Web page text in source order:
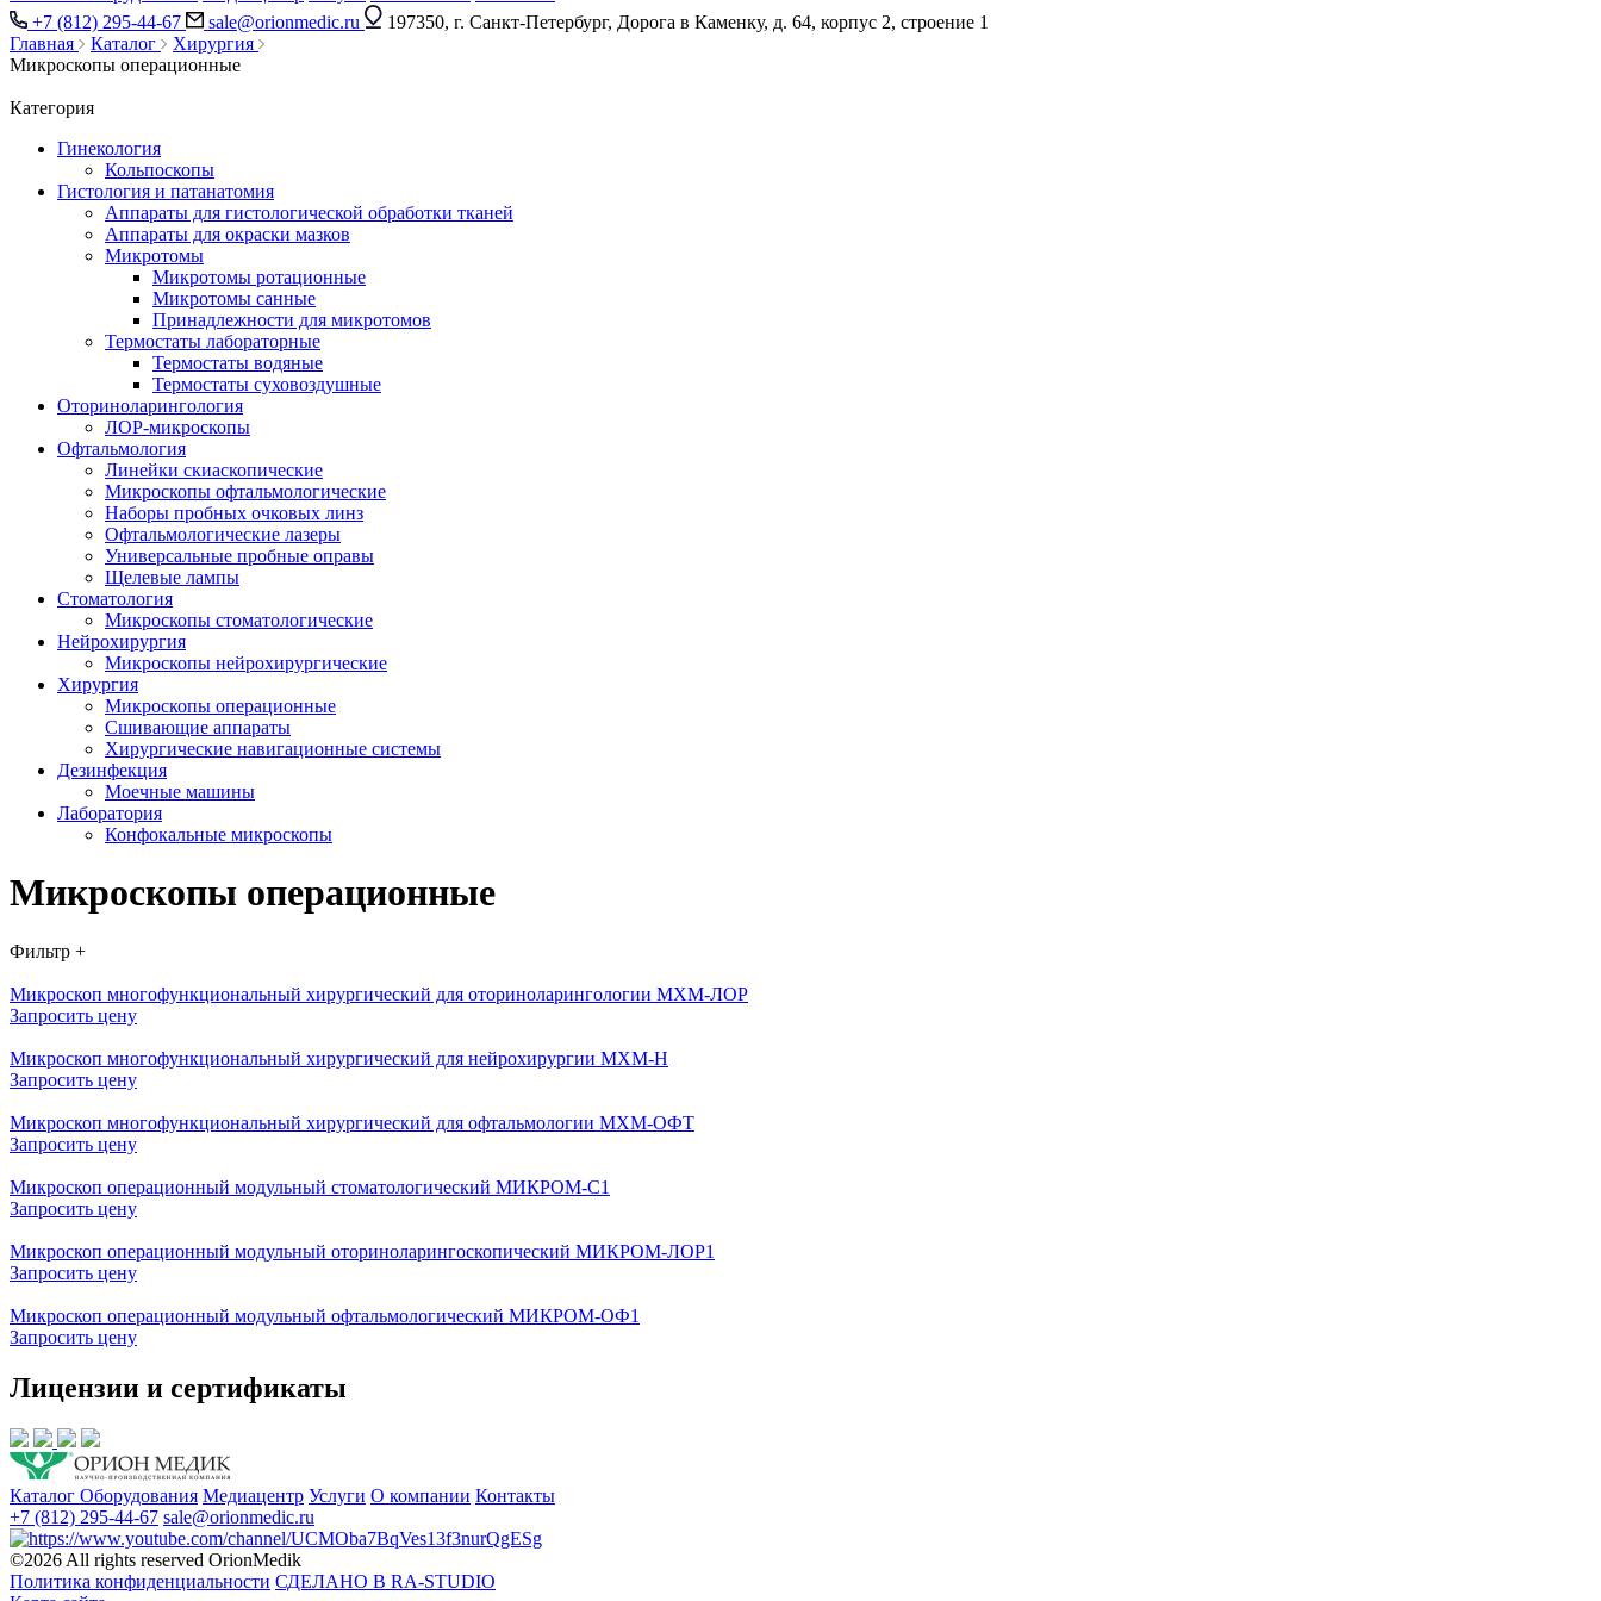
+7 (812) 295-44-67
sale@orionmedic.ru
197350, г. Санкт-Петербург, Дорога в Каменку, д. 64, корпус 2, строение 1
Главная
Каталог
Хирургия
Микроскопы операционные
Категория
Гинекология
Кольпоскопы
Гистология и патанатомия
Аппараты для гистологической обработки тканей
Аппараты для окраски мазков
Микротомы
Микротомы ротационные
Микротомы санные
Принадлежности для микротомов
Термостаты лабораторные
Термостаты водяные
Термостаты суховоздушные
Оториноларингология
ЛОР-микроскопы
Офтальмология
Линейки скиаскопические
Микроскопы офтальмологические
Наборы пробных очковых линз
Офтальмологические лазеры
Универсальные пробные оправы
Щелевые лампы
Стоматология
Микроскопы стоматологические
Нейрохирургия
Микроскопы нейрохирургические
Хирургия
Микроскопы операционные
Сшивающие аппараты
Хирургические навигационные системы
Дезинфекция
Моечные машины
Лаборатория
Конфокальные микроскопы
Микроскопы операционные
Фильтр +
Микроскоп многофункциональный хирургический для оториноларингологии МХМ-ЛОР
Запросить цену
Микроскоп многофункциональный хирургический для нейрохирургии МХМ-Н
Запросить цену
Микроскоп многофункциональный хирургический для офтальмологии МХМ-ОФТ
Запросить цену
Микроскоп операционный модульный стоматологический МИКРОМ-С1
Запросить цену
Микроскоп операционный модульный оториноларингоскопический МИКРОМ-ЛОР1
Запросить цену
Микроскоп операционный модульный офтальмологический МИКРОМ-ОФ1
Запросить цену
Лицензии и сертификаты
Каталог Оборудования Медиацентр Услуги О компании Контакты
+7 (812) 295-44-67 sale@orionmedic.ru
©2026 All rights reserved OrionMedik
Политика конфиденциальности СДЕЛАНО В RA-STUDIO